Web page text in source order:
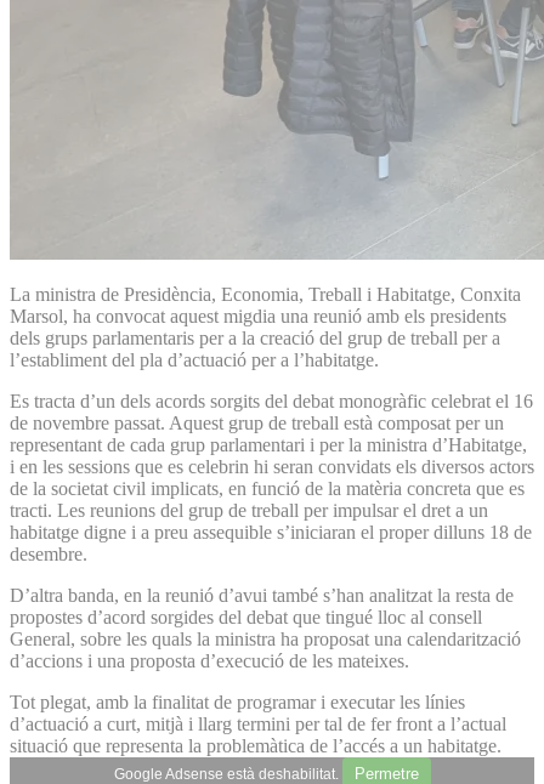
La ministra de Presidència, Economia, Treball i Habitatge, Conxita
Marsol, ha convocat aquest migdia una reunió amb els presidents
dels grups parlamentaris per a la creació del grup de treball per a
l’establiment del pla d’actuació per a l’habitatge.
Es tracta d’un dels acords sorgits del debat monogràfic celebrat el 16
de novembre passat. Aquest grup de treball està composat per un
representant de cada grup parlamentari i per la ministra d’Habitatge,
i en les sessions que es celebrin hi seran convidats els diversos actors
de la societat civil implicats, en funció de la matèria concreta que es
tracti. Les reunions del grup de treball per impulsar el dret a un
habitatge digne i a preu assequible s’iniciaran el proper dilluns 18 de
desembre.
D’altra banda, en la reunió d’avui també s’han analitzat la resta de
propostes d’acord sorgides del debat que tingué lloc al consell
General, sobre les quals la ministra ha proposat una calendarització
d’accions i una proposta d’execució de les mateixes.
Tot plegat, amb la finalitat de programar i executar les línies
d’actuació a curt, mitjà i llarg termini per tal de fer front a l’actual
situació que representa la problemàtica de l’accés a un habitatge.
Google Adsense està deshabilitat. Permetre